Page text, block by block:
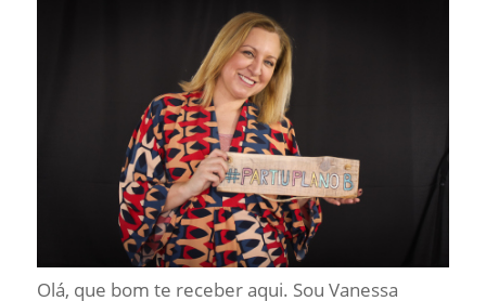
Olá, que bom te receber aqui. Sou Vanessa